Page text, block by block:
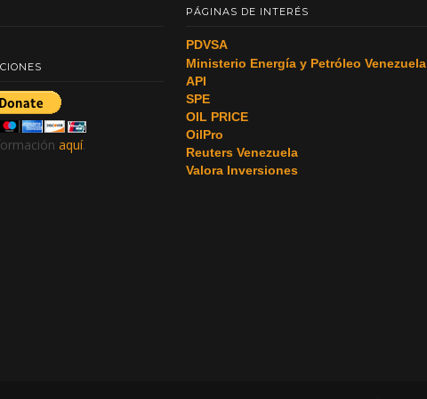
aquí.
PÁGINAS DE INTERÉS
PDVSA
Ministerio Energía y Petróleo Venezuela
API
SPE
OIL PRICE
OilPro
Reuters Venezuela
Valora Inversiones